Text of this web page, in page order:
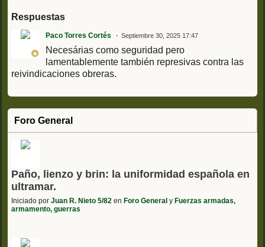
Respuestas
Paco Torres Cortés Septiembre 30, 2025 17:47
Necesárias como seguridad pero
lamentablemente también represivas contra las
reivindicaciones obreras.
Foro General
Paño, lienzo y brin: la uniformidad española en
ultramar.
Iniciado por Juan R. Nieto 5/82 en Foro General y Fuerzas armadas,
armamento, guerras